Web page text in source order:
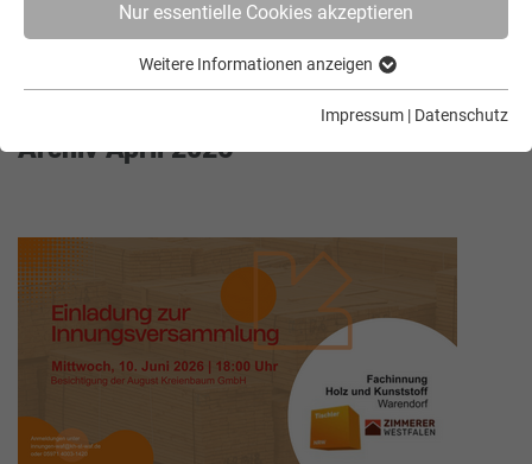
Nur essentielle Cookies akzeptieren
Weitere Informationen anzeigen
Impressum | Datenschutz
AKTUELLES ARCHIV
Archiv April 2026